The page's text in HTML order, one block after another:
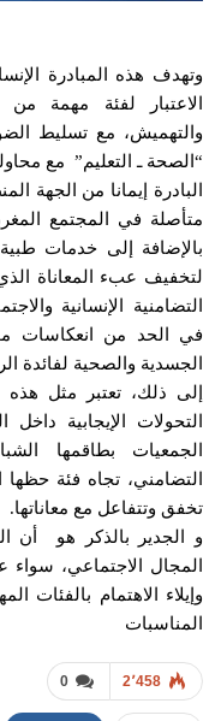
وتهدف هذه المبادرة
الاعتبار لفئة مهمة من
والتهميش، مع تسليط
“الصحة ـ التعليم” مع
البادرة إيمانا من الجهة
متأصلة في المجتمع
بالإضافة إلى خدمات
لتخفيف عبء المعاناة
التضامنية الإنسانية
في الحد من انعكاسات
الجسدية والصحية لفائدة
إلى ذلك، تعتبر مثل هذه
التحولات الإيجابية
الجمعيات بطاقمها
التضامني، تجاه فئة
تخفق وتتفاعل مع معاناتها.
و الجدير بالذكر هو أن
المجال الاجتماعي،
وإيلاء الاهتمام
المناسبات
0 2٬458